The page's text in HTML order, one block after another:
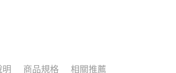
明 商品規格 相關推薦